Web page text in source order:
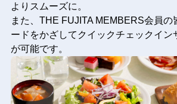
よりスムーズに。
また、THE FUJITA MEMBERS会員の
ードをかざしてクイックチェックイン
が可能です。